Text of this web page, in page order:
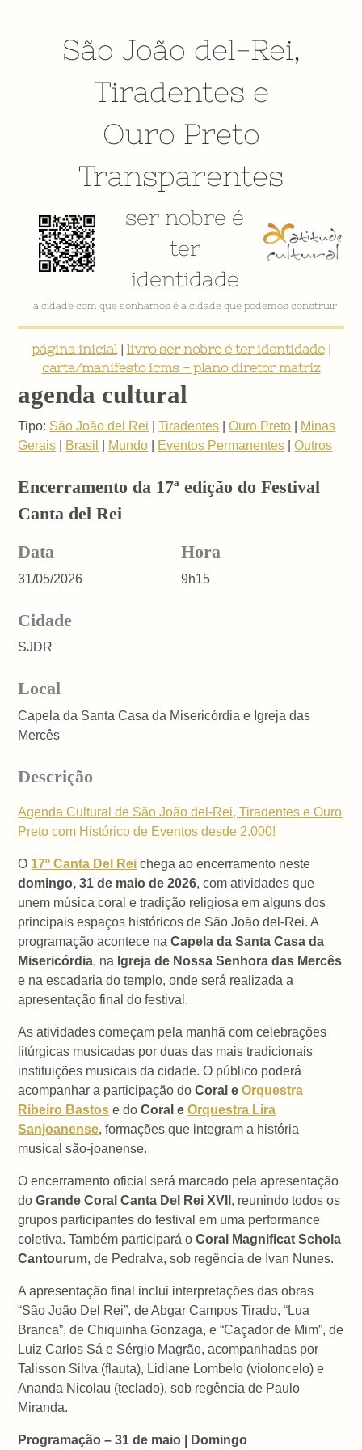
São João del-Rei,
Tiradentes e
Ouro Preto
Transparentes
ser nobre é
ter
identidade
a cidade com que sonhamos é a cidade que podemos construir
página inicial| livro ser nobre é ter identidade|
carta/manifesto icms - plano diretor matriz
agenda cultural
Tipo: São João del Rei |Tiradentes |Ouro Preto
Minas
Gerais
Brasil Mundo Eventos Permanentes |Outros
Encerramento da 17ª edição do Festival
Canta del Rei
Data
31/05/2026
Hora
9h15
Cidade
SJDR
Local
Capela da Santa Casa da Misericórdia e Igreja das
Mercês
Descrição
Agenda Cultural de São João del-Rei, Tiradentes e Ouro
Preto com Histórico de Eventos desde 2.000!
O 17º Canta Del Rei chega ao encerramento neste
domingo, 31 de maio de 2026, com atividades que
unem música coral e tradição religiosa em alguns dos
principais espaços históricos de São João del-Rei. A
programação acontece naCapela da Santa Casa da
Misericórdia, na Igreja de Nossa Senhora das Mercês
e na escadaria do templo, onde será realizada a
apresentação final do festival.
As atividades começam pela manhã com celebrações
litúrgicas musicadas por duas das mais tradicionais
instituições musicais da cidade. O público poderá
acompanhar a participação doCoral eOrquestra
Ribeiro Bastos e doCoral eOrquestra Lira
Sanjoanense, formações que integram a história
musical são-joanense.
O encerramento oficial será marcado pela apresentação
doGrande Coral Canta Del Rei XVII , reunindo todos os
grupos participantes do festival em uma performance
coletiva. Também participará oCoral Magnificat Schola
Cantourum, de Pedralva, sob regência de Ivan Nunes.
A apresentação final inclui interpretações das obras
“São João Del Rei”, de Abgar Campos Tirado, “Lua
Branca”, de Chiquinha Gonzaga, e “Caçador de Mim”, de
Luiz Carlos Sá e Sérgio Magrão, acompanhadas por
Talisson Silva (flauta), Lidiane Lombelo (violoncelo) e
Ananda Nicolau (teclado), sob regência de Paulo
Miranda.
Programação – 31 de maio | Domingo